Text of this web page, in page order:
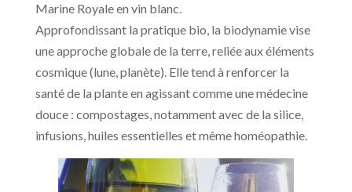
Marine Royale en vin blanc.
Approfondissant la pratique bio, la biodynamie vise
une approche globale de la terre, reliée aux éléments
cosmique (lune, planète). Elle tend à renforcer la
santé de la plante en agissant comme une médecine
douce : compostages, notamment avec de la silice,
infusions, huiles essentielles et même homéopathie.